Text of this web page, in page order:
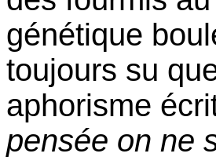
génétique
toujours su
aphorisme
pensée on ne